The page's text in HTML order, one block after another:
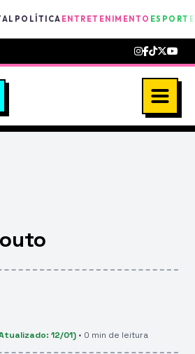
POLÍTICA ENTRETENIMENTO
12/01) • 0 min de leitura